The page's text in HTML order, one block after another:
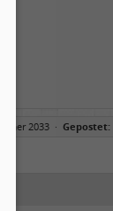
2033 · Gepostet: